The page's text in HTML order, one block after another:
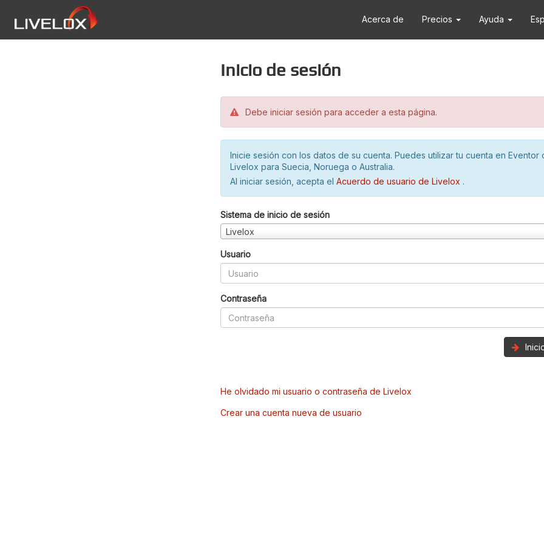
Acerca de Precios Ayuda
Inicio de sesión
Debe iniciar sesión para acceder a esta página.
Inicie sesión con los datos de su cuenta. Puedes utilizar tu cuenta en Eventor
Livelox para Suecia, Noruega o Australia.
Al iniciar sesión, acepta el Acuerdo de usuario de Livelox .
Sistema de inicio de sesión
Livelox
Usuario
Contraseña
He olvidado mi usuario o contraseña de Livelox
Crear una cuenta nueva de usuario